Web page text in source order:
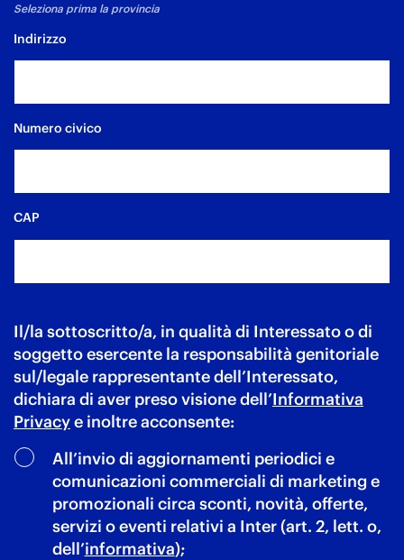
Seleziona prima la provincia
Indirizzo
Numero civico
CAP
Il/la sottoscritto/a, in qualità di Interessato o di
soggetto esercente la responsabilità genitoriale
sul/legale rappresentante dell’Interessato,
dichiara di aver preso visione dell’Informativa
Privacye inoltre acconsente:
All’invio di aggiornamenti periodici e
comunicazioni commerciali di marketing e
promozionali circa sconti, novità, offerte,
servizi o eventi relativi a Inter (art. 2, lett. o,
dell’informativa);